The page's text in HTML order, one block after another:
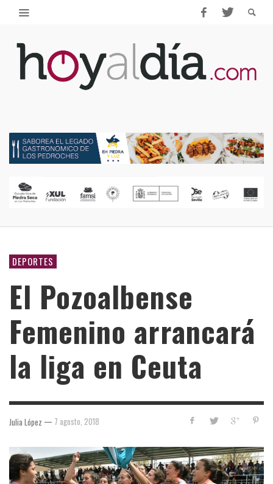
DEPORTES
El Pozoalbense
Femenino arrancará
la liga en Ceuta
Julia López — 7 agosto, 2018